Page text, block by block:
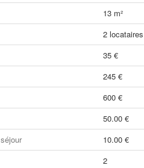
13 m²
2 locataires
35 €
245 €
600 €
50.00 €
10.00 €
2